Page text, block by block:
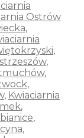
Ostrów
,
,
,
,
,
, Kwiaciarnia
,
,
,